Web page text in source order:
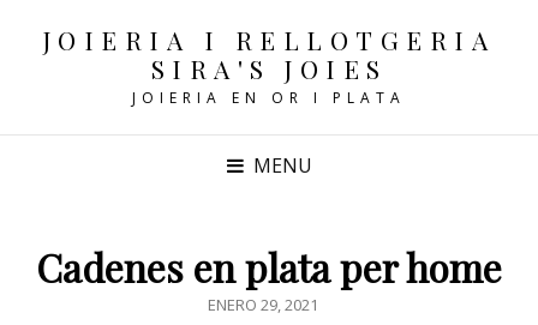
JOIERIA I RELLOTGERIA
SIRA'S JOIES
JOIERIA EN OR I PLATA
MENU
Cadenes en plata per home
POSTED
ENERO 29, 2021